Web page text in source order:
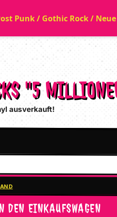
Punk / Gothic Rock /
"5
ausverkauft!
DEN EINKAUFSWAGEN